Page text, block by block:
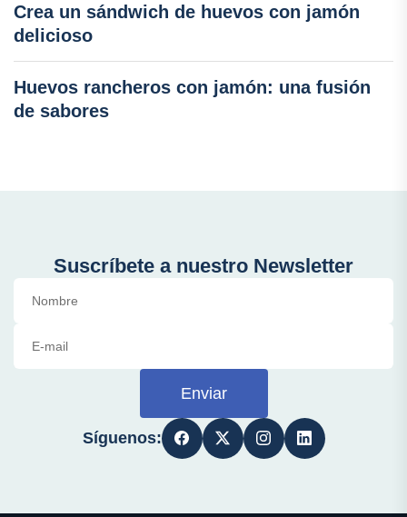
Crea un sándwich de huevos con jamón
delicioso
Huevos rancheros con jamón: una fusión
de sabores
Suscríbete a nuestro Newsletter
Enviar
Síguenos: